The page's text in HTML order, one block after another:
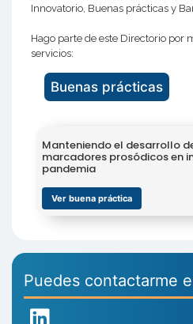
Innovatorio, Buenas prácticas y
Hago parte de este Directorio por
servicios:
Buenas prácticas
Manteniendo el desarrollo
marcadores prosódicos en
pandemia
Ver buena práctica
Puedes contactarme